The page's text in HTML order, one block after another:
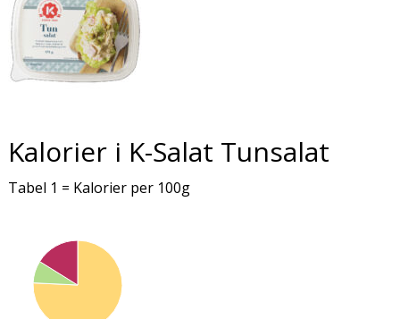
Kalorier i K-Salat Tunsalat
Tabel 1 = Kalorier per 100g